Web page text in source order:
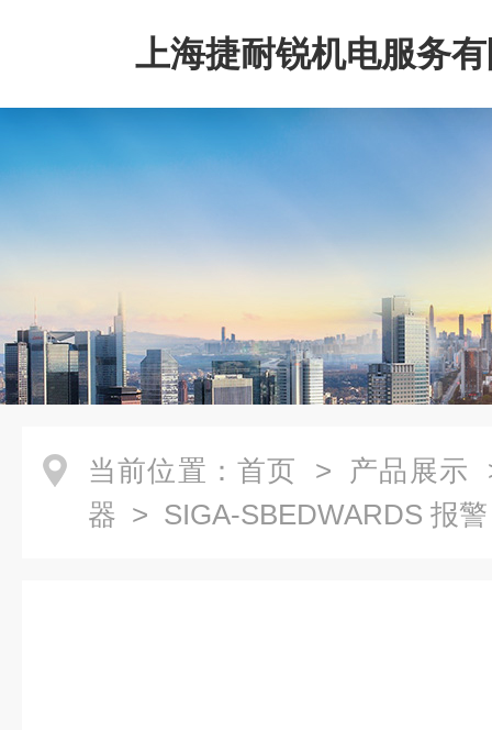
上海捷耐锐机电服务
当前位置： 首页 > 产品展示
器 > SIGA-SBEDWARDS 报